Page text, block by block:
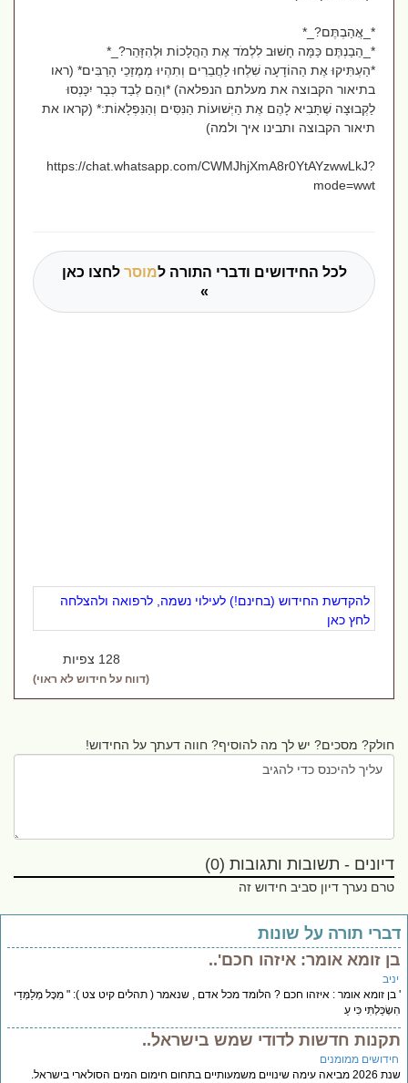
*_אֲהַבְתֶּם?_*
*_הֵבַנְתֶּם כַּמָּה חָשׁוּב לִלְמֹד אֶת הַהֲלָכוֹת וּלְהִזָּהֵר?_*
*הַעְתִּיקוּ אֶת הַהוֹדָעָה שִׁלְחוּ לַחֲבֵרִים וְתִהְיוּ מְמֶזַכֵי הָרַבִּים* (ראו
בתיאור הקבוצה את מעלתם הנפלאה) *וְהֵם לְבַד כְּבָר יִכָּנְסוּ
לַקְבוּצָה שֶׁתָּבִיא לָהֶם אֶת הַיְּשׁוּעוֹת הַנִּסִּים וְהַנִּפְלָאוֹת:* (קראו את
תיאור הקבוצה ותבינו איך ולמה)
https://chat.whatsapp.com/CWMJhjXmA8r0YtAYzwwLkJ?
mode=wwt
לכל החידושים ודברי התורה למוסרלחצו כאן
להקדשת החידוש (בחינם!) לעילוי נשמה, לרפואה ולהצלחה
לחץ כאן
128 צפיות
(דווח על חידוש לא ראוי)
חולק? מסכים? יש לך מה להוסיף? חווה דעתך על החידוש!
דיונים - תשובות ותגובות (0)
טרם נערך דיון סביב חידוש זה
תורה על שונות
זומא אומר: איזהו חכם'..
זומא אומר : איזהו חכם ? הלומד מכל אדם , שנאמר ( תהלים קיט צט ): " מִכָּל מְלַמְּדַי
כִּי עֵ
חדשות לדודי שמש בישראל..
ממומנים
שנת 2026 מביאה עימה שינויים משמעותיים בתחום חימום המים הסולארי בישראל.